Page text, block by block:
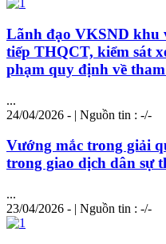
Lãnh đạo VKSND khu
tiếp THQCT, kiểm sát
phạm quy định về
...
24/04/2026 - | Nguồn tin : -/-
Vướng mắc trong giải
trong giao dịch dân sự
...
23/04/2026 - | Nguồn tin : -/-